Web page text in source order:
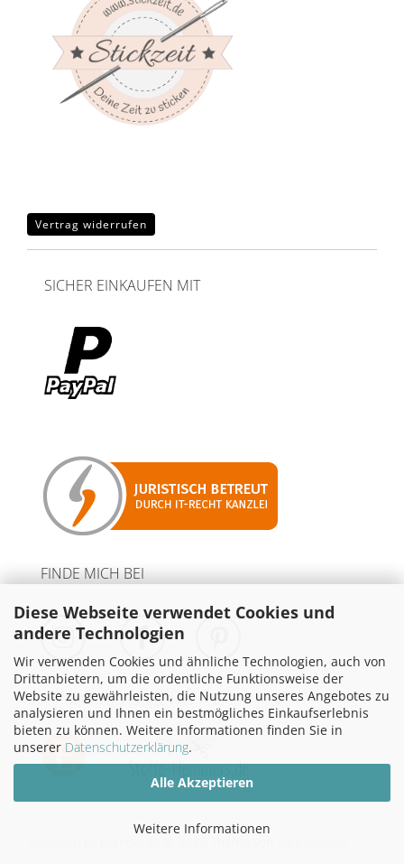
Diese Webseite verwendet Cookies und
andere Technologien
Wir verwenden Cookies und ähnliche Technologien, auch von
Drittanbietern, um die ordentliche Funktionsweise der
Website zu gewährleisten, die Nutzung unseres Angebotes zu
analysieren und Ihnen ein bestmögliches Einkaufserlebnis
bieten zu können. Weitere Informationen finden Sie in
unserer Datenschutzerklärung.
Alle Akzeptieren
Weitere Informationen
Vertrag widerrufen
SICHER EINKAUFEN MIT
FINDE MICH BEI
PARTNER MIT WERBELINKS